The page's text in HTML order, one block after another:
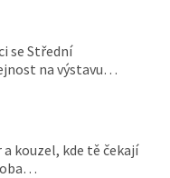
se Střední
na výstavu…
kouzel, kde tě čekají